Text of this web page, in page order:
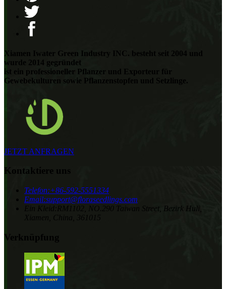
Xiamen Iwater Green Industry INC. besteht seit 2004 und
wurde 2014 gegründet
ist ein professioneller Pflanzer und Exporteur für
Gewebekulturen sowie Pflanzenstopfen und Setzlinge.
JETZT ANFRAGEN
Kontaktiere uns
Telefon:+86-592-5551334
Email:support@floraseedlings.com
RM1102, NO.290 Taiwan Street, Bezirk Huli,
Xiamen, China, 361015
Verknüpfung